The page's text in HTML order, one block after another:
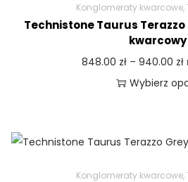
Konglomeraty kwarcowe,
Technistone Taurus
kwarcowy
848.00 zł – 940.00 zł
Wybierz
Konglomeraty kwarcowe,